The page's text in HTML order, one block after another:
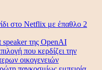
στο Netflix με έπαθλο 2
speaker της OpenAI
που κερδίζει την
οικογενειών